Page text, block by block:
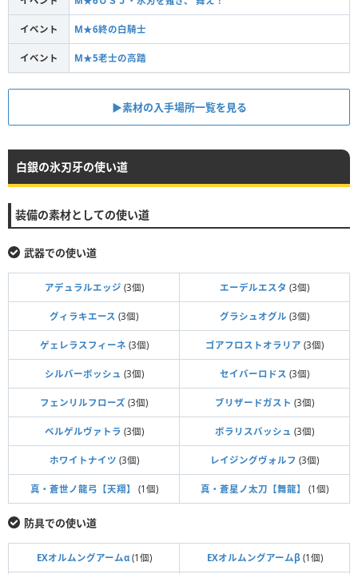
イベント M★6終の白騎士
イベント M★5老士の高踏
▶素材の入手場所一覧を見る
白銀の氷刃牙の使い道
装備の素材としての使い道
武器での使い道
アデュラルエッジ (3個) エーデルエスタ (3個)
グィラキエース (3個) グラシュオグル (3個)
ゲェレラスフィーネ (3個) ゴアフロストオラリア (3個)
シルバーボッシュ (3個) セイバーロドス (3個)
フェンリルフローズ (3個) ブリザードガスト (3個)
ベルゲルヴァトラ (3個) ボラリスバッシュ (3個)
ホワイトナイツ (3個) レイジングヴォルフ (3個)
真・蒼世ノ龍弓【天翔】 (1個) 真・蒼星ノ太刀【舞龍】 (1個)
防具での使い道
EXオルムングアームα(1個) EXオルムングアームβ(1個)